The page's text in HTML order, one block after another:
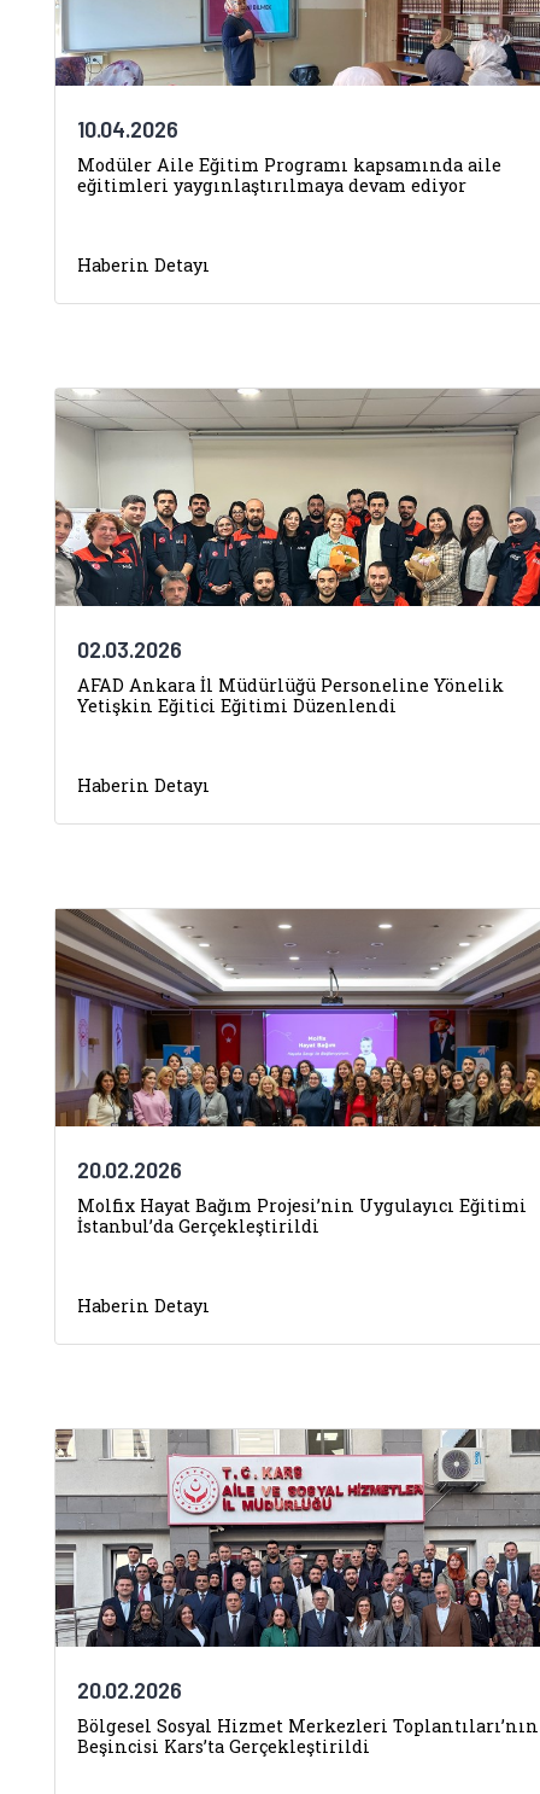
10.04.2026
Modüler Aile Eğitim Programı kapsamında aile
eğitimleri yaygınlaştırılmaya devam ediyor
Haberin Detayı
02.03.2026
AFAD Ankara İl Müdürlüğü Personeline Yönelik
Yetişkin Eğitici Eğitimi Düzenlendi
Haberin Detayı
20.02.2026
Molfix Hayat Bağım Projesi’nin Uygulayıcı Eğitimi
İstanbul’da Gerçekleştirildi
Haberin Detayı
20.02.2026
Bölgesel Sosyal Hizmet Merkezleri Toplantıları’nın
Beşincisi Kars’ta Gerçekleştirildi